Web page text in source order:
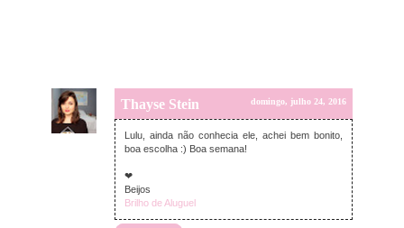
Thayse Stein domingo, julho 24, 2016
Lulu, ainda não conhecia ele, achei bem bonito,
boa escolha :) Boa semana!
❤
Beijos
Brilho de Aluguel